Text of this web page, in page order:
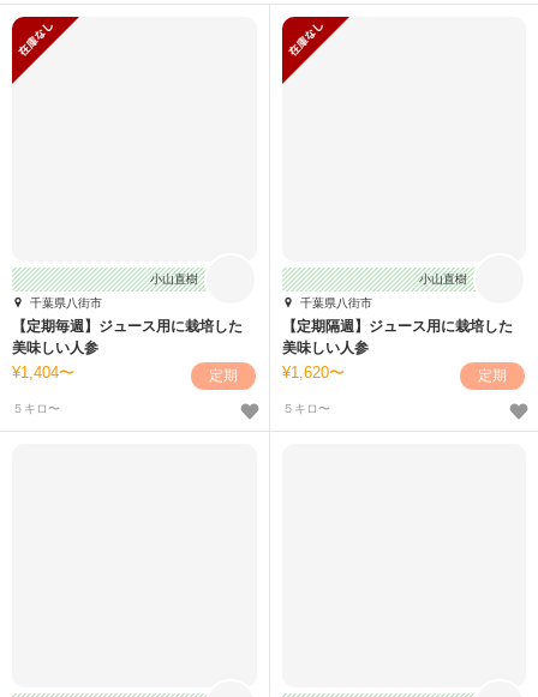
【定期毎週】ジュース用に栽培した
美味しい人参
1,404〜 定期
５キロ〜
小山直樹
千葉県八街市
【定期隔週】ジュース用に栽培した
美味しい人参
1,620〜 定期
５キロ〜
小山直樹
千葉県八街市